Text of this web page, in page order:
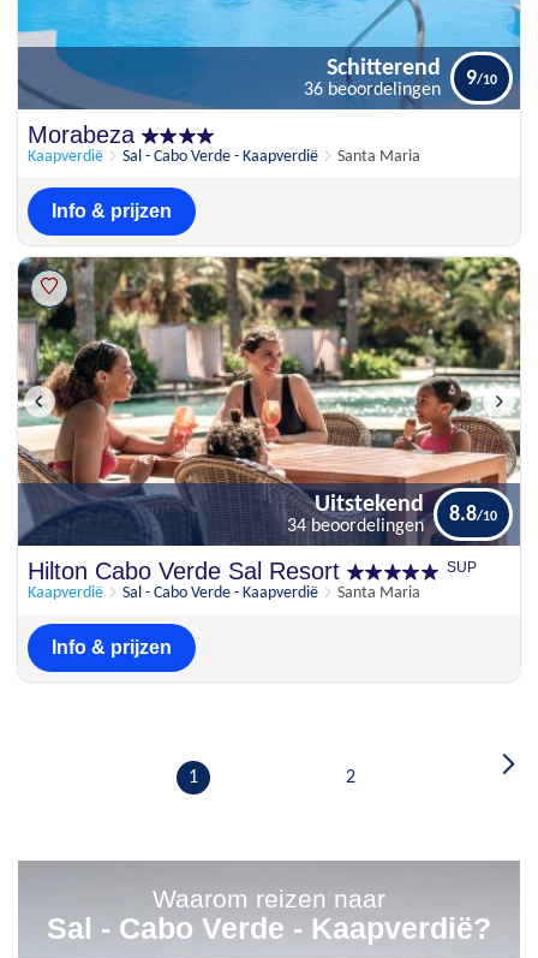
36 beoordelingen
Morabeza
Kaapverdië Sal - Cabo Verde - Kaapverdië Santa Maria
Schitterend
36 beoordelingen
9
Info & prijzen
Uitstekend
34 beoordelingen
8.8
Hilton Cabo Verde Sal Resort SUP
Kaapverdië Sal - Cabo Verde - Kaapverdië Santa Maria
Uitstekend
34 beoordelingen
8.8
Info & prijzen
1 2
Waarom reizen naar
Sal - Cabo Verde - Kaapverdië?